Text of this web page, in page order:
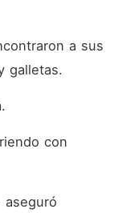
a sus
galletas.
con